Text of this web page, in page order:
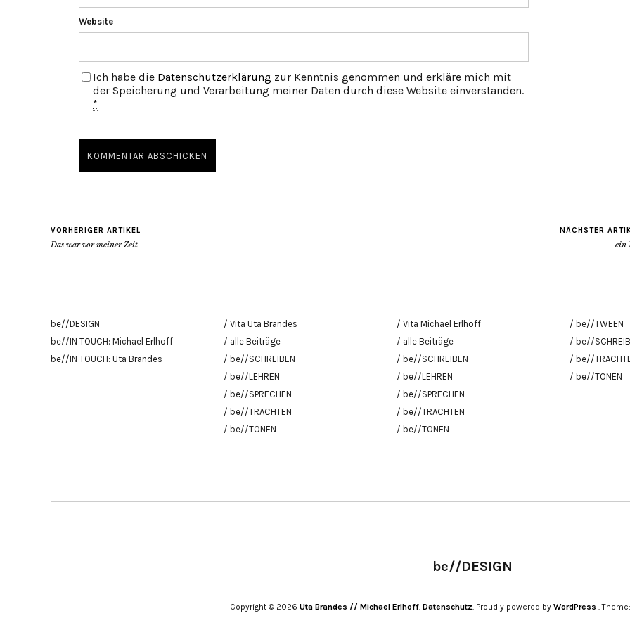
Website
Ich habe die Datenschutzerklärung zur Kenntnis genommen und erkläre mich mit
der Speicherung und Verarbeitung meiner Daten durch diese Website einverstanden.
*
VORHERIGER ARTIKEL
Das war vor meiner Zeit
NÄCHSTER
ein
be//DESIGN
be//IN TOUCH: Michael Erlhoff
be//IN TOUCH: Uta Brandes
/ Vita Uta Brandes
/ alle Beiträge
/ be//SCHREIBEN
/ be//LEHREN
/ be//SPRECHEN
/ be//TRACHTEN
/ be//TONEN
/ Vita Michael Erlhoff
/ alle Beiträge
/ be//SCHREIBEN
/ be//LEHREN
/ be//SPRECHEN
/ be//TRACHTEN
/ be//TONEN
/ be//TWEEN
/ be//
/ be//
/ be//TONEN
be//DESIGN
Copyright © 2026 Uta Brandes // Michael Erlhoff Datenschutz Proudly powered by WordPress